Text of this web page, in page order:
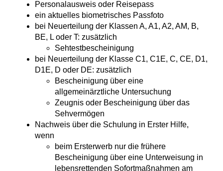
Personalausweis oder Reisepass
ein aktuelles biometrisches Passfoto
bei Neuerteilung der Klassen A, A1, A2, AM, B,
BE, L oder T: zusätzlich
Sehtestbescheinigung
bei Neuerteilung der Klasse C1, C1E, C, CE, D1,
D1E, D oder DE: zusätzlich
Bescheinigung über eine
allgemeinärztliche Untersuchung
Zeugnis oder Bescheinigung über das
Sehvermögen
Nachweis über die Schulung in Erster Hilfe,
wenn
beim Ersterwerb nur die frühere
Bescheinigung über eine Unterweisung in
lebensrettenden Sofortmaßnahmen am